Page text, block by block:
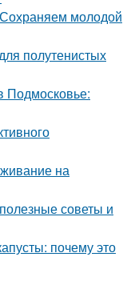
Сохраняем молодой
полутенистых
Подмосковье:
на
советы и
почему это